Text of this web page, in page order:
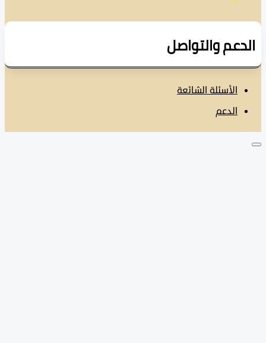
والتواصل
الأسئلة الشائعة
الدعم